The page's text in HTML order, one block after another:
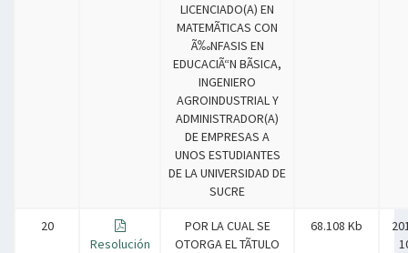
LICENCIADO(A) EN
MATEMÃTICAS CON
Ã‰NFASIS EN
EDUCACIÃ“N BÃSICA,
INGENIERO
AGROINDUSTRIAL Y
ADMINISTRADOR(A)
DE EMPRESAS A
UNOS ESTUDIANTES
DE LA UNIVERSIDAD DE
SUCRE
20
Resolución
POR LA CUAL SE
OTORGA EL TÃTULO
68.108 Kb